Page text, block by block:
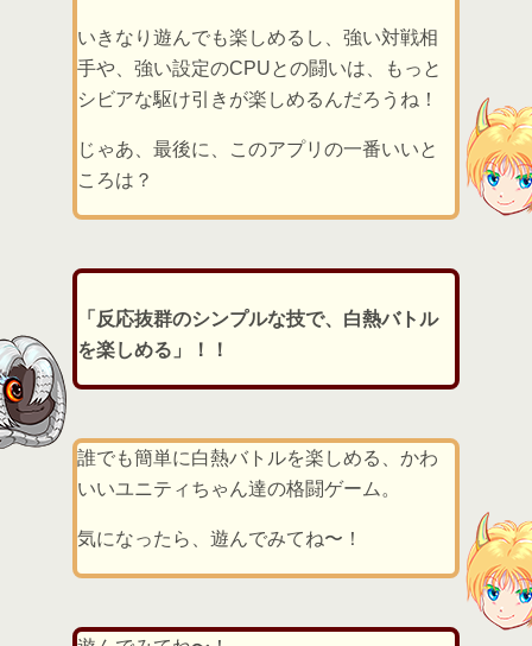
いきなり遊んでも楽しめるし、強い対戦相
手や、強い設定のCPUとの闘いは、もっと
シビアな駆け引きが楽しめるんだろうね！
じゃあ、最後に、このアプリの一番いいと
ころは？
「反応抜群のシンプルな技で、白熱バトル
を楽しめる」！！
誰でも簡単に白熱バトルを楽しめる、かわ
いいユニティちゃん達の格闘ゲーム。
気になったら、遊んでみてね〜！